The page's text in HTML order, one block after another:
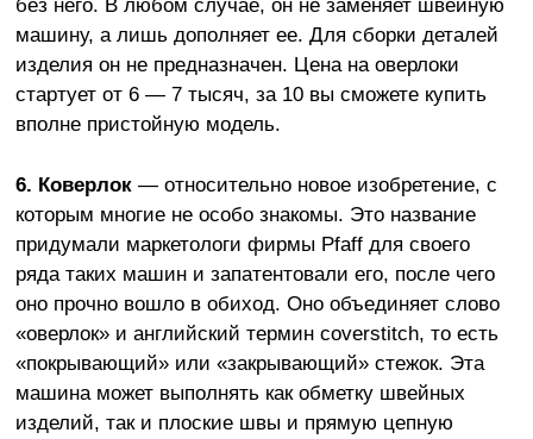
без него. В любом случае, он не заменяет швейную
машину, а лишь дополняет ее. Для сборки деталей
изделия он не предназначен. Цена на оверлоки
стартует от 6 — 7 тысяч, за 10 вы сможете купить
вполне пристойную модель.
6. Коверлок— относительно новое изобретение, с
которым многие не особо знакомы. Это название
придумали маркетологи фирмы Pfaff для своего
ряда таких машин и запатентовали его, после чего
оно прочно вошло в обиход. Оно объединяет слово
«оверлок» и английский термин coverstitch, то есть
«покрывающий» или «закрывающий» стежок. Эта
машина может выполнять как обметку швейных
изделий, так и плоские швы и прямую цепную